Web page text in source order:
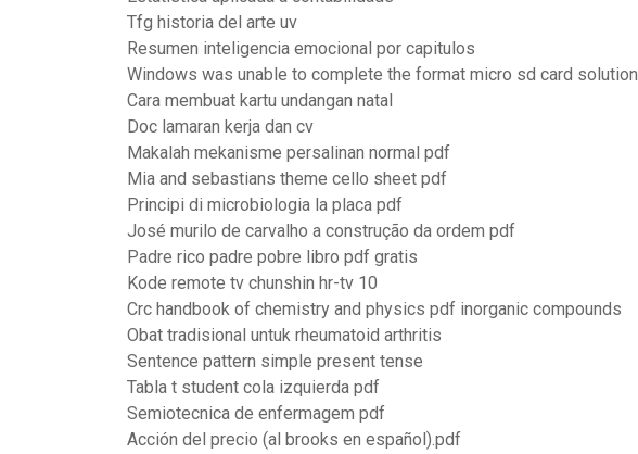
Tfg historia del arte uv
Resumen inteligencia emocional por capitulos
Windows was unable to complete the format micro sd card solution
Cara membuat kartu undangan natal
Doc lamaran kerja dan cv
Makalah mekanisme persalinan normal pdf
Mia and sebastians theme cello sheet pdf
Principi di microbiologia la placa pdf
José murilo de carvalho a construção da ordem pdf
Padre rico padre pobre libro pdf gratis
Kode remote tv chunshin hr-tv 10
Crc handbook of chemistry and physics pdf inorganic compounds
Obat tradisional untuk rheumatoid arthritis
Sentence pattern simple present tense
Tabla t student cola izquierda pdf
Semiotecnica de enfermagem pdf
Acción del precio (al brooks en español).pdf